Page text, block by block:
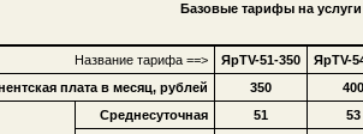
Базовые тарифы на
Название тарифа ==> ЯрTV-51-350
ЯрTV-
плата в месяц, рублей
350 400
Среднесуточная 51
53